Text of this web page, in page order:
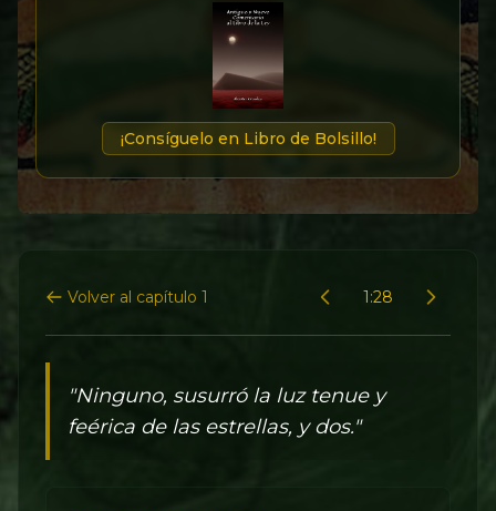
¡Consíguelo en Libro de Bolsillo!
Volver al capítulo 1 1:28
"Ninguno, susurró la luz tenue y
feérica de las estrellas, y dos."